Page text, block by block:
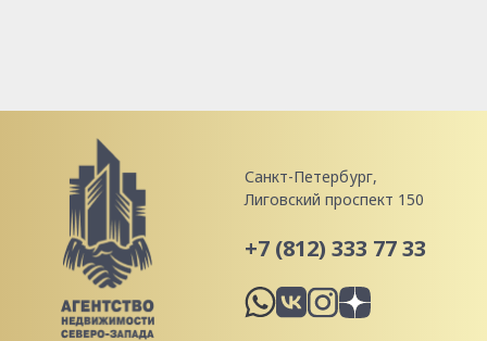
Санкт-Петербург,
Лиговский проспект 150
+7 (812) 333 77 33